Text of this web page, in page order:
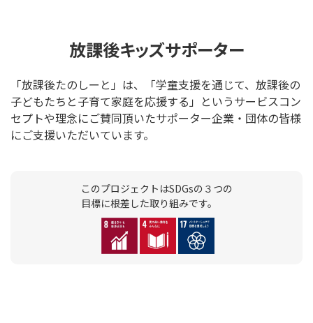
放課後キッズサポーター
「放課後たのしーと」は、「学童支援を通じて、放課後の
子どもたちと子育て家庭を応援する」というサービスコン
セプトや理念にご賛同頂いたサポーター企業・団体の皆様
にご支援いただいています。
このプロジェクトはSDGsの３つの
目標に根差した取り組みです。